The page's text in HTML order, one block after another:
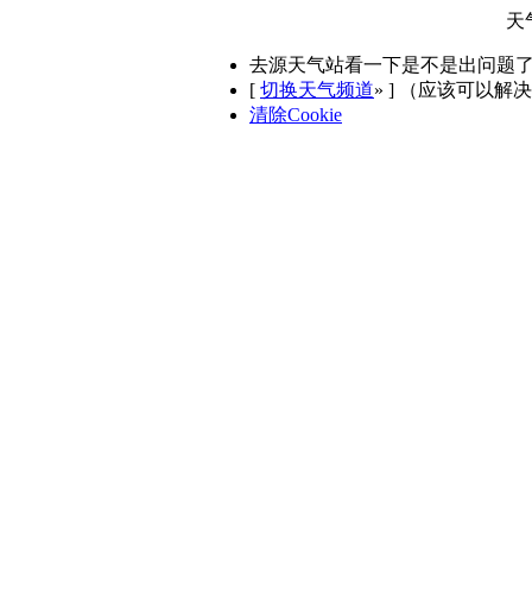
天
去源天气站看一下是不是出问题
[ 切换天气频道» ] （应该可以解
清除Cookie